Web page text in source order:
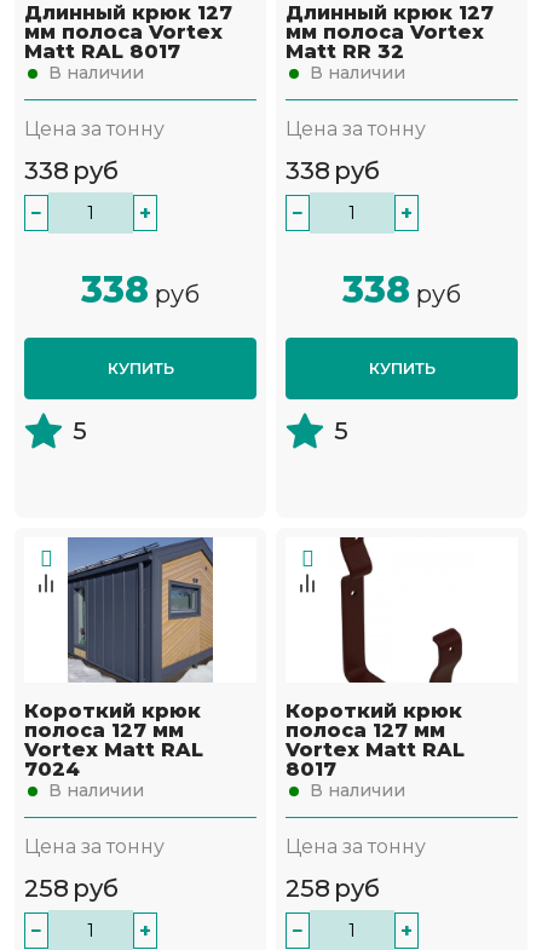
Длинный крюк 127
мм полоса Vortex
Matt RAL 8017
В наличии
Цена за тонну
338 руб
− +
338 руб
КУПИТЬ
5
Длинный крюк 127
мм полоса Vortex
Matt RR 32
В наличии
Цена за тонну
338 руб
− +
338 руб
КУПИТЬ
5
Короткий крюк
полоса 127 мм
Vortex Matt RAL
7024
В наличии
Цена за тонну
258 руб
− +
Короткий крюк
полоса 127 мм
Vortex Matt RAL
8017
В наличии
Цена за тонну
258 руб
− +